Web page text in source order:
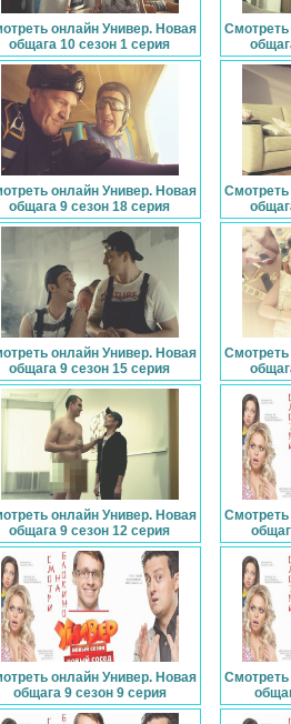
онлайн Универ. Новая
общага 10 сезон 1 серия
Смотреть
онлайн Универ. Новая
общага 9 сезон 18 серия
Смотреть
онлайн Универ. Новая
общага 9 сезон 15 серия
Смотреть
онлайн Универ. Новая
общага 9 сезон 12 серия
Смотреть
онлайн Универ. Новая
общага 9 сезон 9 серия
Смотреть